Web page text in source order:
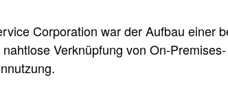
Corporation war der Aufbau einer
Verknüpfung von On-